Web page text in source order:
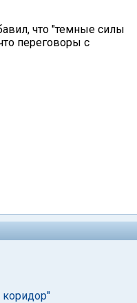
что "темные силы
переговоры с
коридор"